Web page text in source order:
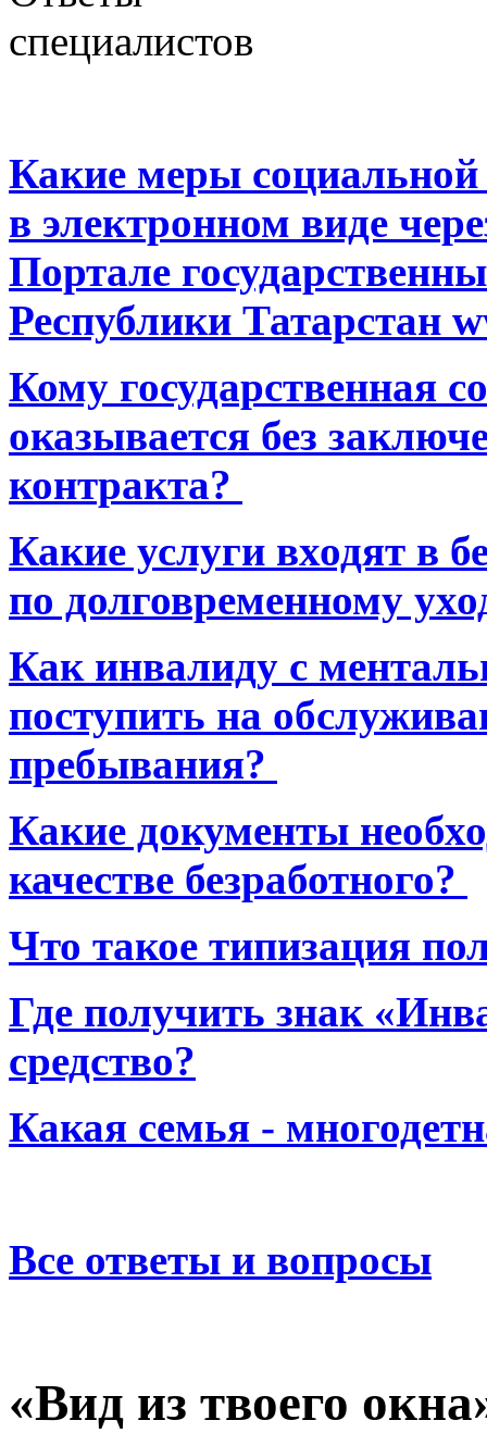
специалистов
Какие меры
в электронном виде
Портале
Республики Татарстан
Кому государственная
оказывается без
контракта?
Какие услуги входят в
по долговременному
Как инвалиду с
поступить на
пребывания?
Какие документы
качестве безработного?
Что такое типизация
Где получить знак
средство?
Какая семья -
Все ответы и вопросы
«Вид из твоего